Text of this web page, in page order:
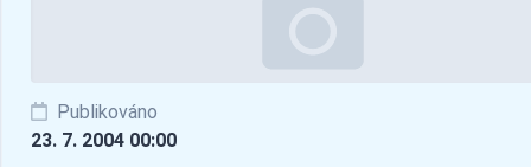
Publikováno
23. 7. 2004 00:00